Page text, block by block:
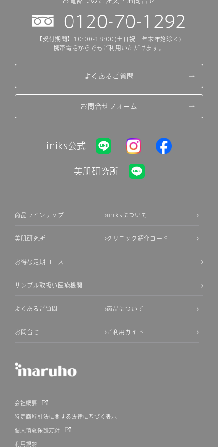
0120-70-1292
【受付期間】10:00-18:00(土日祝・年末年始除く)
携帯電話からでもご利用いただけます。
よくあるご質問
お問合せフォーム
iniks公式
美肌研究所
商品ラインナップ iniksについて
美肌研究所 クリニック紹介コード
お得な定期コース
サンプル取扱い医療機関
よくあるご質問 商品について
お問合せ ご利用ガイド
会社概要
特定商取引法に関する法律に基づく表示
個人情報保護方針
利用規約